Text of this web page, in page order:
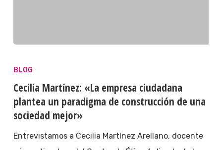
BLOG
Cecilia Martínez: «La empresa ciudadana
plantea un paradigma de construcción de una
sociedad mejor»
Entrevistamos a Cecilia Martínez Arellano, docente